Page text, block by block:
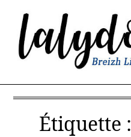
content
Étiquette :